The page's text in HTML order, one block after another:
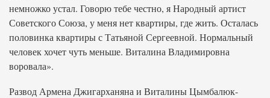
немножко устал. Говорю тебе честно, я Народный артист
Советского Союза, у меня нет квартиры, где жить. Осталась
половинка квартиры с Татьяной Сергеевной. Нормальный
человек хочет чуть меньше. Виталина Владимировна
воровала».
Развод Армена Джигарханяна и Виталины Цымбалюк-